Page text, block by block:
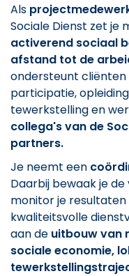
Als
Sociale Dienst zet je
activerend sociaal
afstand tot de
ondersteunt
participatie,
tewerkstelling en
collega's van de
partners.
Je neemt een
Daarbij bewaak je
monitor je resultaten
kwaliteitsvolle
aan de uitbouw van
sociale economie,